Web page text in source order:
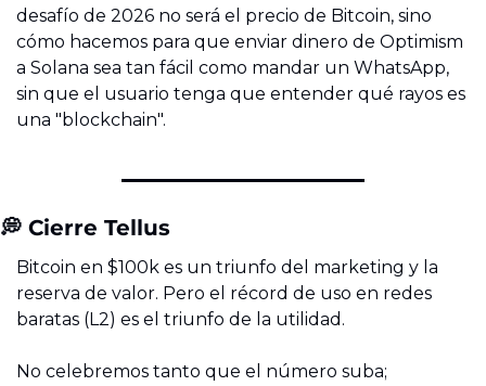
desafío de 2026 no será el precio de Bitcoin, sino
cómo hacemos para que enviar dinero de Optimism
a Solana sea tan fácil como mandar un WhatsApp,
sin que el usuario tenga que entender qué rayos es
una "blockchain".
💭 Cierre Tellus
Bitcoin en $100k es un triunfo del marketing y la
reserva de valor. Pero el récord de uso en redes
baratas (L2) es el triunfo de la utilidad.
No celebremos tanto que el número suba;